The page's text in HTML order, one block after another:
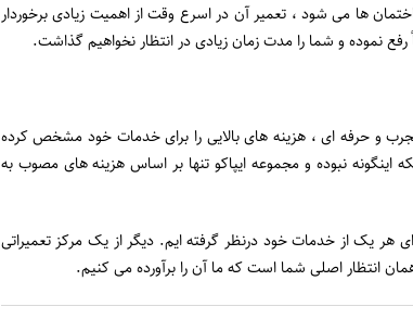
ها می شود ، تعمیر آن در اسرع وقت از اهمیت زیادی برخوردار
نموده و شما را مدت زمان زیادی در انتظار نخواهیم گذاشت.
و حرفه ای ، هزینه های بالایی را برای خدمات خود مشخص کرده
نبوده و مجموعه ایپاکو تنها بر اساس هزینه های مصوب به
هر یک از خدمات خود درنظر گرفته ایم. دیگر از یک مرکز تعمیراتی
انتظار اصلی شما است که ما آن را برآورده می کنیم.